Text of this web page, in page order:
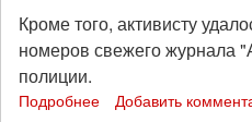
Кроме того, активисту
номеров свежего журнала
полиции.
Подробнее Добавить